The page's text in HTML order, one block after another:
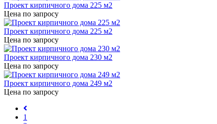
Проект кирпичного дома 225 м2
Цена по запросу
Проект кирпичного дома 225 м2
Цена по запросу
Проект кирпичного дома 230 м2
Цена по запросу
Проект кирпичного дома 249 м2
Цена по запросу
1